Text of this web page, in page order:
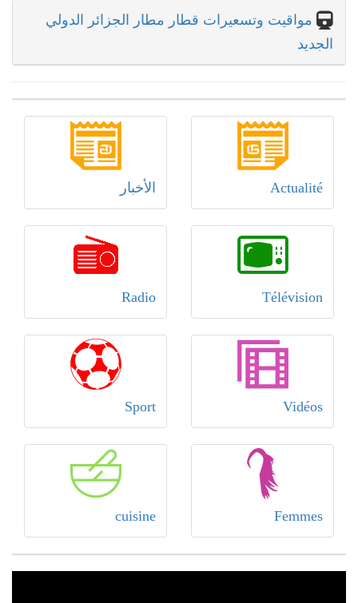
مواقيت وتسعيرات قطار مطار الجزائر الدولي
الجديد
Actualité الأخبار
Télévision
Radio
Vidéos
Sport
Femmes
cuisine